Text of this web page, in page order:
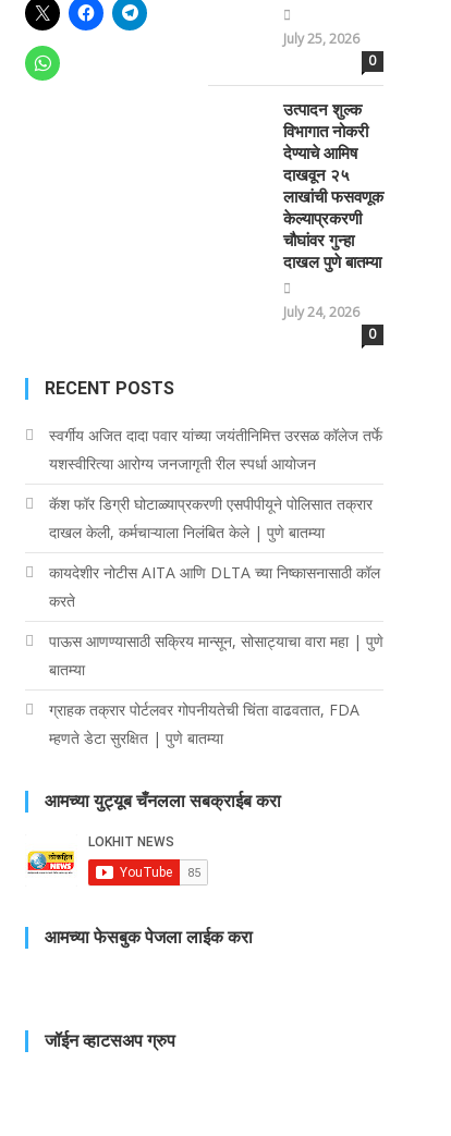
July 25, 2026
0
उत्पादन शुल्क
विभागात नोकरी
देण्याचे आमिष
दाखवून २५
लाखांची फसवणूक
केल्याप्रकरणी
चौघांवर गुन्हा
दाखल पुणे बातम्या
July 24, 2026
0
RECENT POSTS
स्वर्गीय अजित दादा पवार यांच्या जयंतीनिमित्त उरसळ कॉलेज तर्फे
यशस्वीरित्या आरोग्य जनजागृती रील स्पर्धा आयोजन
कॅश फॉर डिग्री घोटाळ्याप्रकरणी एसपीपीयूने पोलिसात तक्रार
दाखल केली, कर्मचाऱ्याला निलंबित केले | पुणे बातम्या
कायदेशीर नोटीस AITA आणि DLTA च्या निष्कासनासाठी कॉल
करते
पाऊस आणण्यासाठी सक्रिय मान्सून, सोसाट्याचा वारा महा | पुणे
बातम्या
ग्राहक तक्रार पोर्टलवर गोपनीयतेची चिंता वाढवतात, FDA
म्हणते डेटा सुरक्षित | पुणे बातम्या
आमच्या युट्यूब चँनलला सबक्राईब करा
आमच्या फेसबुक पेजला लाईक करा
जॉईन व्हाटसअप ग्रुप